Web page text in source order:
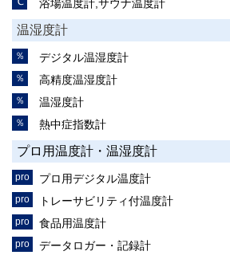
浴場温度計,サウナ温度計
温湿度計
デジタル温湿度計
高精度温湿度計
温湿度計
熱中症指数計
プロ用温度計・温湿度計
プロ用デジタル温度計
トレーサビリティ付温度計
食品用温度計
データロガー・記録計